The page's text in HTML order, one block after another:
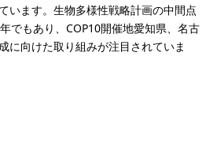
います。生物多様性戦略計画の中間点
でもあり、COP10開催地愛知県、名古
に向けた取り組みが注目されていま